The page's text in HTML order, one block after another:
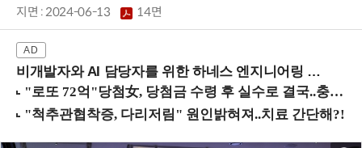
지면 :2024-06-13 14면
비개발자와 AI 담당자를 위한 하네스 엔지니어링 입문과정 (8/20 신논현역)